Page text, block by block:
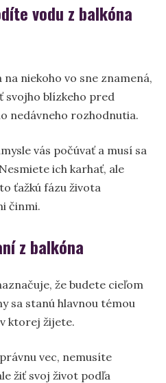
vodu z balkóna
niekoho vo sne znamená,
svojho blízkeho pred
nedávneho rozhodnutia.
vás počúvať a musí sa
ich karhať, ale
ťažkú fázu života
činmi.
z balkóna
že budete cieľom
sa stanú hlavnou témou
ktorej žijete.
vec, nemusíte
žiť svoj život podľa